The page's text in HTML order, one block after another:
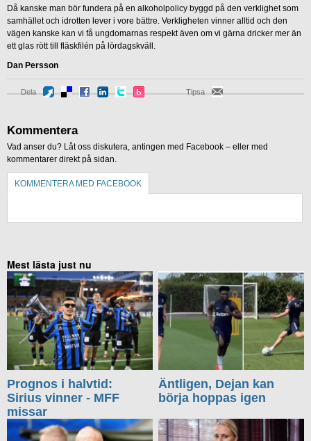
Då kanske man bör fundera på en alkoholpolicy byggd på den verklighet som
samhället och idrotten lever i vore bättre. Verkligheten vinner alltid och den
vägen kanske kan vi få ungdomarnas respekt även om vi gärna dricker mer än
ett glas rött till fläskfilén på lördagskväll.
Dan Persson
Dela Tipsa
Kommentera
Vad anser du? Låt oss diskutera, antingen med Facebook – eller med
kommentarer direkt på sidan.
KOMMENTERA MED FACEBOOK
Mest lästa just nu
Prognos i halvtid:
Sirius vinner - MFF
missar
Äntligen, Dejan kan
börja hoppas igen